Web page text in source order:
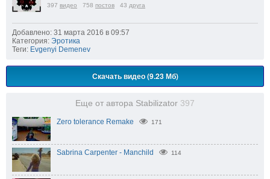
397 видео 758 постов 43 друга
Добавлено: 31 марта 2016 в 09:57
Категория: Эротика
Теги: Evgenyi Demenev
Скачать видео (9.23 Мб)
Еще от автора Stabilizator 397
Zero tolerance Remake 171
Sabrina Carpenter - Manchild 114